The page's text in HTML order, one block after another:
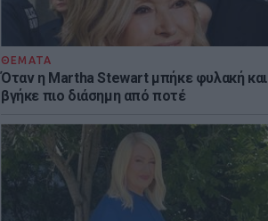
ΘΕΜΑΤΑ
Όταν η Martha Stewart μπήκε φυλακή και
βγήκε πιο διάσημη από ποτέ